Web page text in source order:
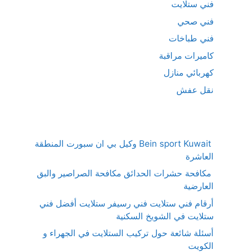
فني ستلايت
فني صحي
فني طباخات
كاميرات مراقبة
كهربائي منازل
نقل عفش
Bein sport Kuwait وكيل بي ان سبورت المنطقة
العاشرة
مكافحة حشرات الحدائق مكافحة الصراصير والبق
العارضية
أرقام فني ستلايت فني رسيفر ستلايت أفضل فني
ستلايت في الشويخ السكنية
أسئلة شائعة حول تركيب الستلايت في الجهراء و
الكويت